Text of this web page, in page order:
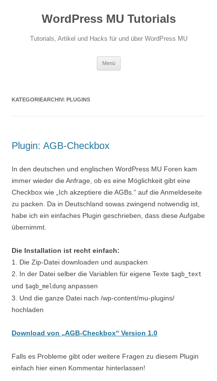
WordPress MU Tutorials
Tutorials, Artikel und Hacks für und über WordPress MU
Menü
KATEGORIEARCHIV: PLUGINS
Plugin: AGB-Checkbox
In den deutschen und englischen WordPress MU Foren kam
immer wieder die Anfrage, ob es eine Möglichkeit gibt eine
Checkbox wie „Ich akzeptiere die AGBs.“ auf die Anmeldeseite
zu packen. Da in Deutschland sowas zwingend notwendig ist,
habe ich ein einfaches Plugin geschrieben, dass diese Aufgabe
übernimmt.
Die Installation ist recht einfach:
1. Die Zip-Datei downloaden und auspacken
2. In der Datei selber die Variablen für eigene Texte $agb_text
und $agb_meldung anpassen
3. Und die ganze Datei nach /wp-content/mu-plugins/
hochladen
Download von „AGB-Checkbox“ Version 1.0
Falls es Probleme gibt oder weitere Fragen zu diesem Plugin
einfach hier einen Kommentar hinterlassen!